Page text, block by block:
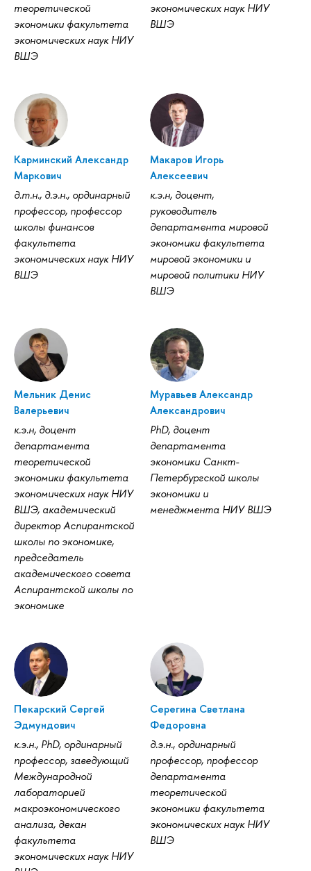
теоретической
экономики факультета
экономических наук НИУ
ВШЭ
экономических наук НИУ
ВШЭ
Карминский Александр
Маркович
д.т.н., д.э.н., ординарный
профессор, профессор
школы финансов
факультета
экономических наук НИУ
ВШЭ
Макаров Игорь
Алексеевич
к.э.н, доцент,
руководитель
департамента мировой
экономики факультета
мировой экономики и
мировой политики НИУ
ВШЭ
Мельник Денис
Валерьевич
к.э.н, доцент
департамента
теоретической
экономики факультета
экономических наук НИУ
ВШЭ, академический
директор Аспирантской
школы по экономике,
председатель
академического совета
Аспирантской школы по
экономике
Муравьев Александр
Александрович
PhD, доцент
департамента
экономики Санкт-
Петербургской школы
экономики и
менеджмента НИУ ВШЭ
Пекарский Сергей
Эдмундович
к.э.н., PhD, ординарный
профессор, заведующий
Международной
лабораторией
макроэкономического
анализа, декан
факультета
экономических наук НИУ
Серегина Светлана
Федоровна
д.э.н., ординарный
профессор, профессор
департамента
теоретической
экономики факультета
экономических наук НИУ
ВШЭ